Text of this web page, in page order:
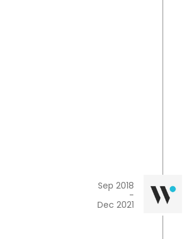
Sep 2018
-
Dec 2021